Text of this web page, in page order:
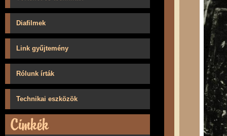
Diafilmek
Link gyűjtemény
Rólunk írták
Technikai eszközök